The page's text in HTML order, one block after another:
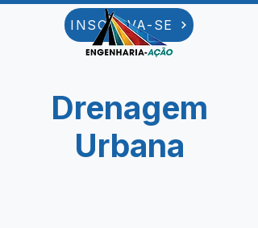
INSCREVA-SE
Drenagem
Urbana